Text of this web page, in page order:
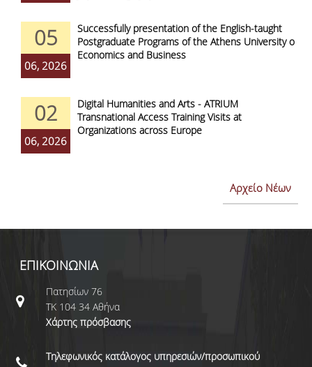
05
06, 2026
Successfully presentation of the English-taught
Postgraduate Programs of the Athens University of
Economics and Business
02
06, 2026
Digital Humanities and Arts - ATRIUM
Transnational Access Training Visits at
Organizations across Europe
Αρχείο Νέων
ΕΠΙΚΟΙΝΩΝΙΑ
Πατησίων 76
ΤΚ 104 34 Αθήνα
Χάρτης πρόσβασης
Τηλεφωνικός κατάλογος υπηρεσιών/προσωπικού